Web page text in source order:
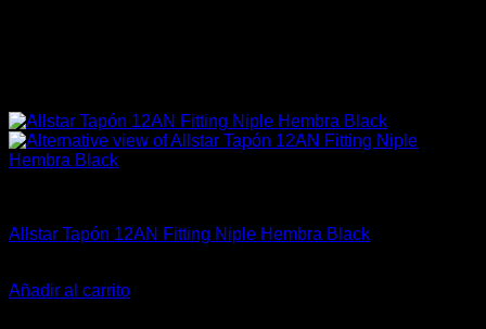
Allstar Tapón 12AN Fitting Niple Hembra Black
precio
Añadir al carrito